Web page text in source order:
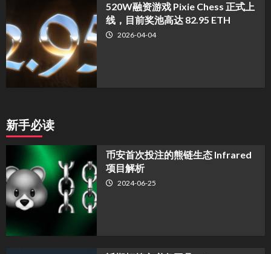
520W融资游戏 Pixie Chess 正式上
线，目前奖池高达 82.95 ETH
2026-04-04
新手必读
币安首次投注的熊链生态 Infrared
项目解析
2024-06-25